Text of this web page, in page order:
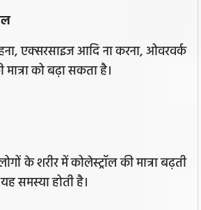
एक्सरसाइज आदि ना करना, ओवरवर्क
को बढ़ा सकता है।
के शरीर में कोलेस्ट्रॉल की मात्रा बढ़ती
समस्या होती है।